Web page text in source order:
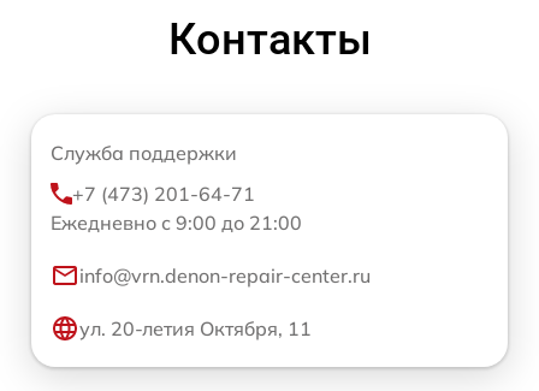
Контакты
Служба поддержки
+7 (473) 201-64-71
Ежедневно с 9:00 до 21:00
info@vrn.denon-repair-center.ru
ул. 20-летия Октября, 11